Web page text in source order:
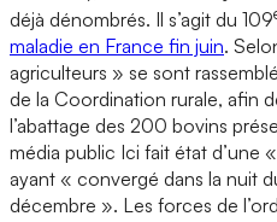
déjà dénombrés. Il s’agit du 109
maladie en France fin juin.
agriculteurs » se sont
de la Coordination rurale, afin
l’abattage des 200 bovins
média public Ici fait état d’une
ayant « convergé dans la nuit
décembre ». Les forces de